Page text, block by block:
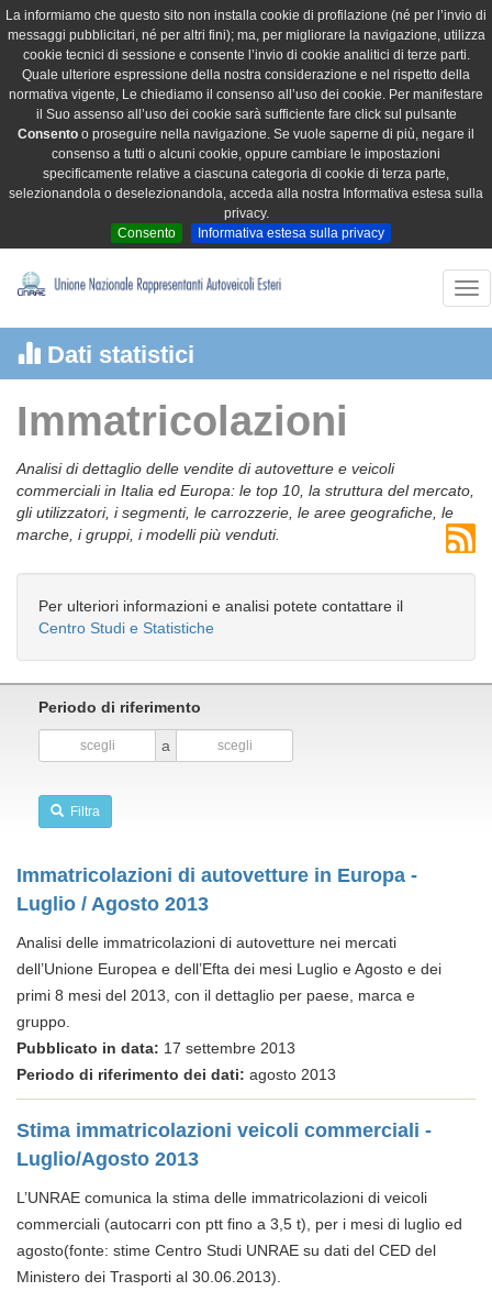
La informiamo che questo sito non installa cookie di profilazione (né per l’invio di
messaggi pubblicitari, né per altri fini); ma, per migliorare la navigazione, utilizza
cookie tecnici di sessione e consente l’invio di cookie analitici di terze parti.
Quale ulteriore espressione della nostra considerazione e nel rispetto della
normativa vigente, Le chiediamo il consenso all’uso dei cookie. Per manifestare
il Suo assenso all’uso dei cookie sarà sufficiente fare click sul pulsante
Consento o proseguire nella navigazione. Se vuole saperne di più, negare il
consenso a tutti o alcuni cookie, oppure cambiare le impostazioni
specificamente relative a ciascuna categoria di cookie di terza parte,
selezionandola o deselezionandola, acceda alla nostra Informativa estesa sulla
privacy.
Consento
Informativa estesa sulla privacy
Dati statistici
Immatricolazioni
Analisi di dettaglio delle vendite di autovetture e veicoli
commerciali in Italia ed Europa: le top 10, la struttura del mercato,
gli utilizzatori, i segmenti, le carrozzerie, le aree geografiche, le
marche, i gruppi, i modelli più venduti.
Per ulteriori informazioni e analisi potete contattare il
Centro Studi e Statistiche
Periodo di riferimento
a
Filtra
Immatricolazioni di autovetture in Europa -
Luglio / Agosto 2013
Analisi delle immatricolazioni di autovetture nei mercati
dell’Unione Europea e dell’Efta dei mesi Luglio e Agosto e dei
primi 8 mesi del 2013, con il dettaglio per paese, marca e
gruppo.
Pubblicato in data: 17 settembre 2013
Periodo di riferimento dei dati: agosto 2013
Stima immatricolazioni veicoli commerciali -
Luglio/Agosto 2013
L’UNRAE comunica la stima delle immatricolazioni di veicoli
commerciali (autocarri con ptt fino a 3,5 t), per i mesi di luglio ed
agosto(fonte: stime Centro Studi UNRAE su dati del CED del
Ministero dei Trasporti al 30.06.2013).